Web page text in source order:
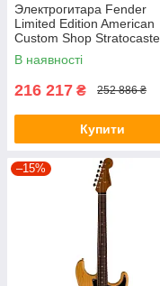
Электрогитара Fender
Limited Edition American
Custom Shop
DLX Aged Black
В наявності
216 217 ₴ 252 886 ₴
Купити
–15%